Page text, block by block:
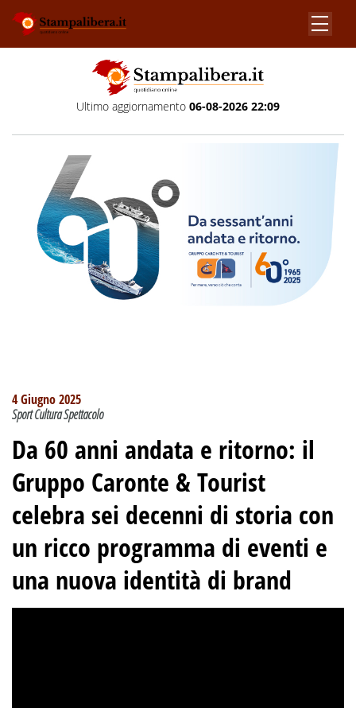
Ultimo aggiornamento 06-08-2026 22:09
4 Giugno 2025
Sport Cultura Spettacolo
Da 60 anni andata e ritorno: il
Gruppo Caronte & Tourist
celebra sei decenni di storia con
un ricco programma di eventi e
una nuova identità di brand